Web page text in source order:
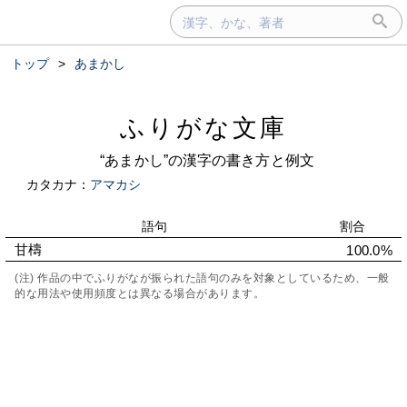
トップ > あまかし
ふりがな文庫
“あまかし”の漢字の書き方と例文
カタカナ： アマカシ
語句 割合
甘檮 100.0%
(注) 作品の中でふりがなが振られた語句のみを対象としているため、一般
的な用法や使用頻度とは異なる場合があります。